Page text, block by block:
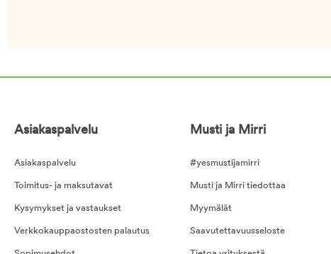
Asiakaspalvelu
Asiakaspalvelu
Toimitus- ja maksutavat
Kysymykset ja vastaukset
Verkkokauppaostosten palautus
Musti ja Mirri
#yesmustijamirri
Musti ja Mirri tiedottaa
Myymälät
Saavutettavuusseloste